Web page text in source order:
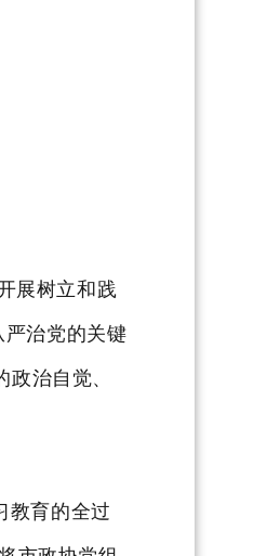
展树立和践
严治党的关键
治自觉、
教育的全过